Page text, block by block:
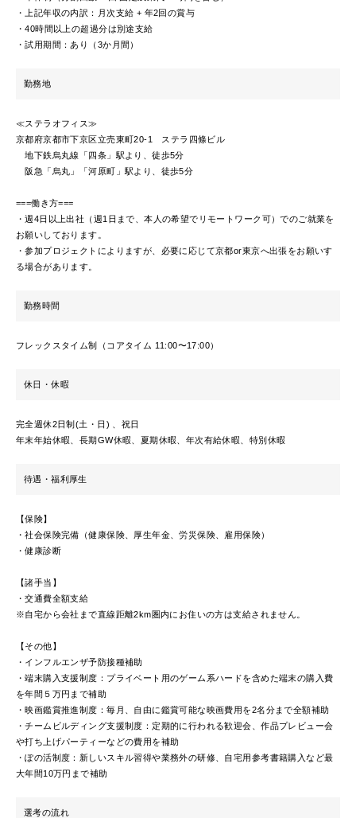
・上記年収の内訳：月次支給 + 年2回の賞与
・40時間以上の超過分は別途支給
・試用期間：あり（3か月間）
勤務地
≪ステラオフィス≫
京都府京都市下京区立売東町20-1 ステラ四條ビル
地下鉄烏丸線「四条」駅より、徒歩5分
阪急「烏丸」「河原町」駅より、徒歩5分
===働き方===
・週4日以上出社（週1日まで、本人の希望でリモートワーク可）でのご就業を
お願いしております。
・参加プロジェクトによりますが、必要に応じて京都or東京へ出張をお願いす
る場合があります。
勤務時間
フレックスタイム制（コアタイム 11:00〜17:00）
休日・休暇
完全週休2日制(土・日) 、祝日
年末年始休暇、長期GW休暇、夏期休暇、年次有給休暇、特別休暇
待遇・福利厚生
【保険】
・社会保険完備（健康保険、厚生年金、労災保険、雇用保険）
・健康診断
【諸手当】
・交通費全額支給
※自宅から会社まで直線距離2km圏内にお住いの方は支給されません。
【その他】
・インフルエンザ予防接種補助
・端末購入支援制度：プライベート用のゲーム系ハードを含めた端末の購入費
を年間５万円まで補助
・映画鑑賞推進制度：毎月、自由に鑑賞可能な映画費用を2名分まで全額補助
・チームビルディング支援制度：定期的に行われる歓迎会、作品プレビュー会
や打ち上げパーティーなどの費用を補助
・ぽの活制度：新しいスキル習得や業務外の研修、自宅用参考書籍購入など最
大年間10万円まで補助
選考の流れ